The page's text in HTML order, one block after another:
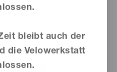
bleibt auch der
die Velowerkstatt